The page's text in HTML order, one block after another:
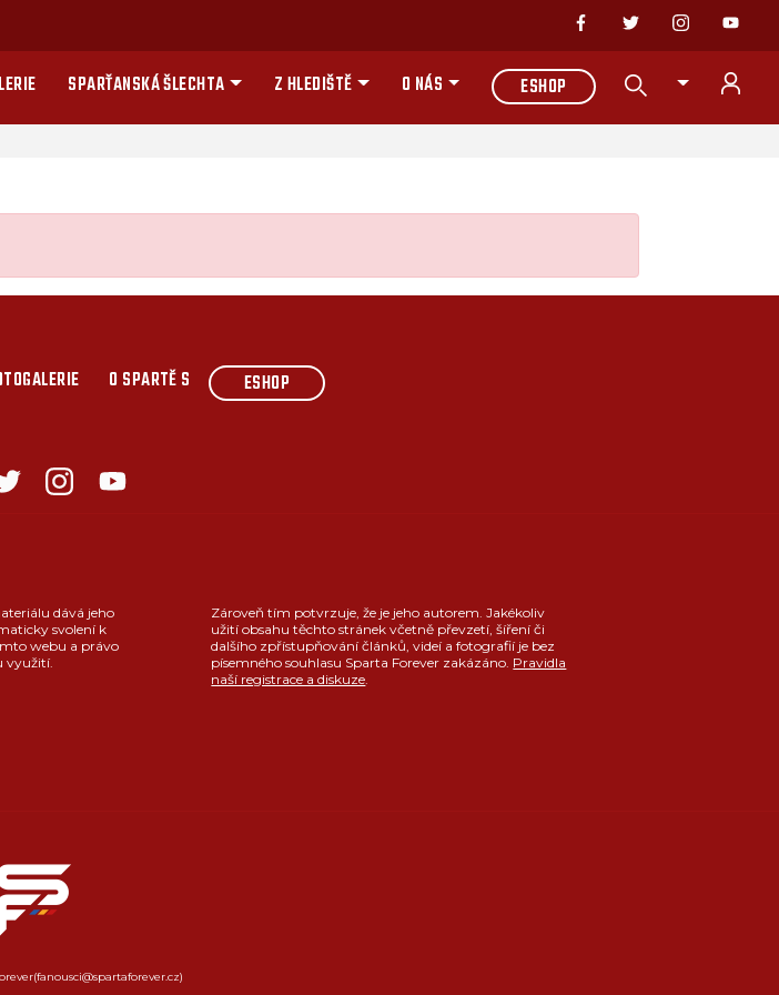
SPARŤANSKÁ ŠLECHTA Z HLEDIŠTĚ O NÁS ESHOP
O SPARTĚ S ESHOP
dává jeho
svolení k
webu a právo
využití.
Zároveň tím potvrzuje, že je jeho autorem. Jakékoliv
užití obsahu těchto stránek včetně převzetí, šíření či
dalšího zpřístupňování článků, videí a fotografií je bez
písemného souhlasu Sparta Forever zakázáno. Pravidla
naší registrace a diskuze.
(fanousci@spartaforever.cz)